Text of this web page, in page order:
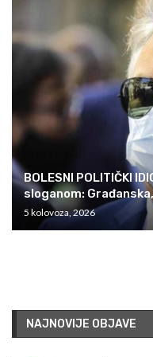
BOLESNI POLITIČKI
sloganom:
5 kolovoza, 2026
NAJNOVIJE OBJAVE